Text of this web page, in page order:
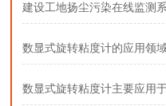
建设工地扬尘污染在线监测
数显式旋转粘度计的应用领
数显式旋转粘度计主要应用